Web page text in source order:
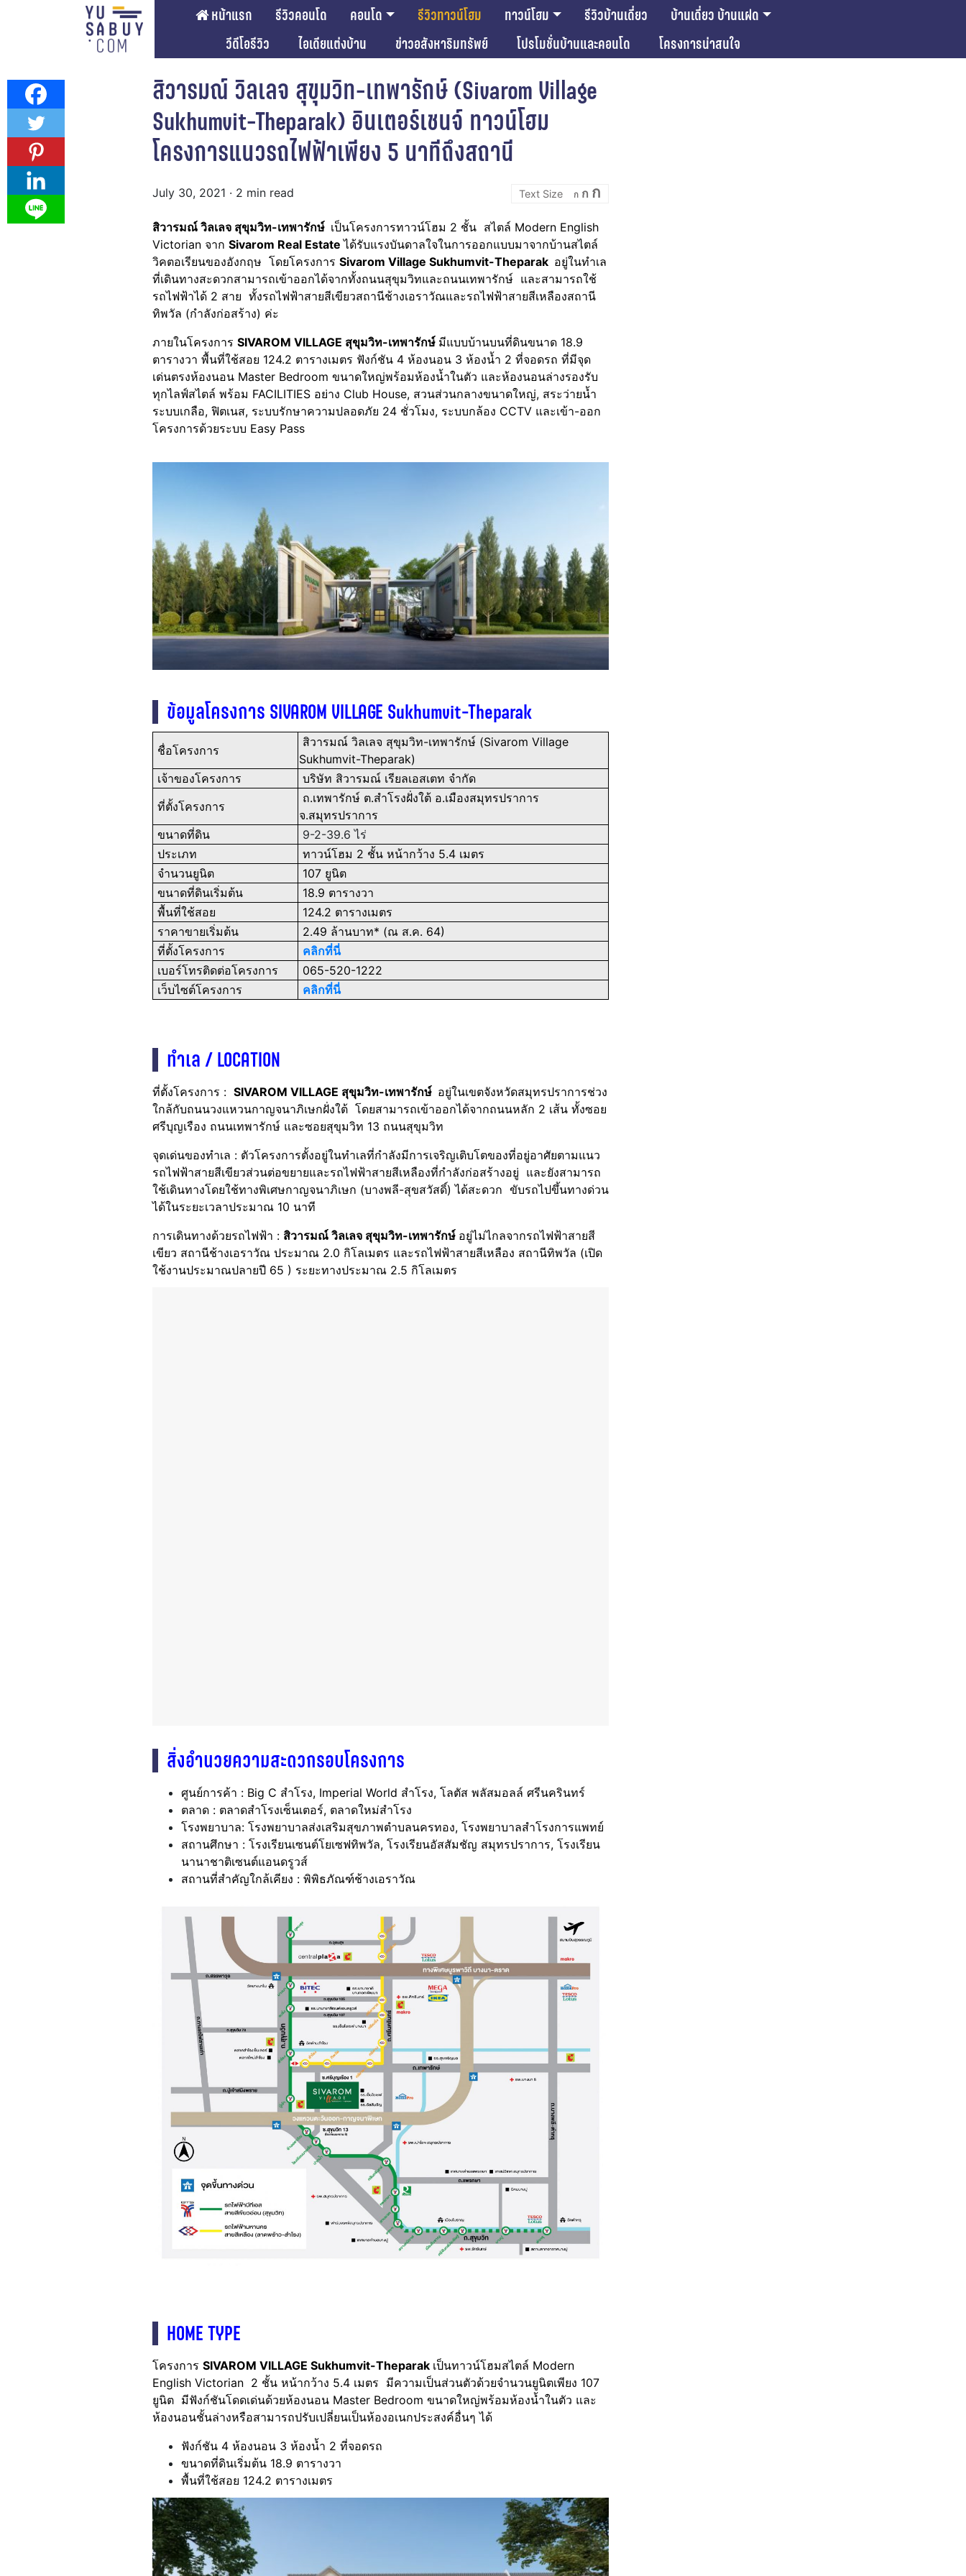
หน้าแรก รีวิวคอนโด คอนโด รีวิวทาวน์โฮม ทาวน์โฮม รีวิวบ้านเดี่ยว
บ้านเดี่ยว บ้านแฝด
วีดีโอรีวิว
ไอเดียแต่งบ้าน ข่าวอสังหาริมทรัพย์ โปรโมชั่นบ้านและคอนโด โครงการน่าสนใจ
สิวารมณ์ วิลเลจ สุขุมวิท-เทพารักษ์ (Sivarom Village
Sukhumvit-Theparak) อินเตอร์เชนจ์ ทาวน์โฮม
โครงการแนวรถไฟฟ้าเพียง 5 นาทีถึงสถานี
July 30, 2021 · 2 min read ก
Decrease
font
size.
ก Reset
font
ก
สิวารมณ์ วิลเลจ สุขุมวิท-เทพารักษ์ เป็นโครงการทาวน์โฮม 2 ชั้น สไตล์ Modern English
Victorian จาก Sivarom Real Estateได้รับแรงบันดาลใจในการออกแบบมาจากบ้านสไตล์
วิคตอเรียนของอังกฤษ โดยโครงการ Sivarom Village Sukhumvit-Theparak อยู่ในทำเล
ที่เดินทางสะดวกสามารถเข้าออกได้จากทั้งถนนสุขุมวิทและถนนเทพารักษ์ และสามารถใช้
รถไฟฟ้าได้ 2 สาย ทั้งรถไฟฟ้าสายสีเขียวสถานีช้างเอราวัณและรถไฟฟ้าสายสีเหลืองสถานี
ทิพวัล (กำลังก่อสร้าง) ค่ะ
ภายในโครงการ SIVAROM VILLAGE สุขุมวิท-เทพารักษ์ มีแบบบ้านบนที่ดินขนาด 18.9
ตารางวา พื้นที่ใช้สอย 124.2 ตารางเมตร ฟังก์ชัน 4 ห้องนอน 3 ห้องน้ำ 2 ที่จอดรถ ที่มีจุด
เด่นตรงห้องนอน Master Bedroom ขนาดใหญ่พร้อมห้องน้ำในตัว และห้องนอนล่างรองรับ
ทุกไลฟ์สไตล์ พร้อม FACILITIES อย่าง Club House, สวนส่วนกลางขนาดใหญ่, สระว่ายน้ำ
ระบบเกลือ, ฟิตเนส, ระบบรักษาความปลอดภัย 24 ชั่วโมง, ระบบกล้อง CCTV และเข้า-ออก
โครงการด้วยระบบ Easy Pass
ข้อมูลโครงการ SIVAROM VILLAGE Sukhumvit-Theparak
ชื่อโครงการ
สิวารมณ์ วิลเลจ สุขุมวิท-เทพารักษ์ (Sivarom Village
Sukhumvit-Theparak)
เจ้าของโครงการ
บริษัท สิวารมณ์ เรียลเอสเตท จำกัด
ที่ตั้งโครงการ
ถ.เทพารักษ์ ต.สำโรงฝั่งใต้ อ.เมืองสมุทรปราการ
จ.สมุทรปราการ
ขนาดที่ดิน
9-2-39.6 ไร่
ประเภท
ทาวน์โฮม 2 ชั้น หน้ากว้าง 5.4 เมตร
จำนวนยูนิต
107 ยูนิต
ขนาดที่ดินเริ่มต้น
18.9 ตารางวา
พื้นที่ใช้สอย
124.2 ตารางเมตร
ราคาขายเริ่มต้น
2.49 ล้านบาท* (ณ ส.ค. 64)
ที่ตั้งโครงการ
คลิกที่นี่
เบอร์โทรติดต่อโครงการ
065-520-1222
เว็บไซต์โครงการ
คลิกที่นี่
ทำเล / LOCATION
ที่ตั้งโครงการ : SIVAROM VILLAGE สุขุมวิท-เทพารักษ์ อยู่ในเขตจังหวัดสมุทรปราการช่วง
ใกล้กับถนนวงแหวนกาญจนาภิเษกฝั่งใต้ โดยสามารถเข้าออกได้จากถนนหลัก 2 เส้น ทั้งซอย
ศรีบุญเรือง ถนนเทพารักษ์ และซอยสุขุมวิท 13 ถนนสุขุมวิท
จุดเด่นของทำเล : ตัวโครงการตั้งอยู่ในทำเลที่กำลังมีการเจริญเติบโตของที่อยู่อาศัยตามแนว
รถไฟฟ้าสายสีเขียวส่วนต่อขยายและรถไฟฟ้าสายสีเหลืองที่กำลังก่อสร้างอยู่ และยังสามารถ
ใช้เดินทางโดยใช้ทางพิเศษกาญจนาภิเษก (บางพลี-สุขสวัสดิ์) ได้สะดวก ขับรถไปขึ้นทางด่วน
ได้ในระยะเวลาประมาณ 10 นาที
การเดินทางด้วยรถไฟฟ้า : สิวารมณ์ วิลเลจ สุขุมวิท-เทพารักษ์ อยู่ไม่ไกลจากรถไฟฟ้าสายสี
เขียว สถานีช้างเอราวัณ ประมาณ 2.0 กิโลเมตร และรถไฟฟ้าสายสีเหลือง สถานีทิพวัล (เปิด
ใช้งานประมาณปลายปี 65 ) ระยะทางประมาณ 2.5 กิโลเมตร
สิ่งอำนวยความสะดวกรอบโครงการ
ศูนย์การค้า : Big C สำโรง, Imperial World สำโรง, โลตัส พลัสมอลล์ ศรีนครินทร์
ตลาด : ตลาดสำโรงเซ็นเตอร์, ตลาดใหม่สำโรง
โรงพยาบาล: โรงพยาบาลส่งเสริมสุขภาพตำบลนครทอง, โรงพยาบาลสำโรงการแพทย์
สถานศึกษา : โรงเรียนเซนต์โยเซฟทิพวัล, โรงเรียนอัสสัมชัญ สมุทรปราการ, โรงเรียน
นานาชาติเซนต์แอนดรูวส์
สถานที่สำคัญใกล้เคียง : พิพิธภัณฑ์ช้างเอราวัณ
HOME TYPE
โครงการ SIVAROM VILLAGE Sukhumvit-Theparak เป็นทาวน์โฮมสไตล์ Modern
English Victorian 2 ชั้น หน้ากว้าง 5.4 เมตร มีความเป็นส่วนตัวด้วยจำนวนยูนิตเพียง 107
ยูนิต มีฟังก์ชันโดดเด่นด้วยห้องนอน Master Bedroom ขนาดใหญ่พร้อมห้องน้ำในตัว และ
ห้องนอนชั้นล่างหรือสามารถปรับเปลี่ยนเป็นห้องอเนกประสงค์อื่นๆ ได้
ฟังก์ชัน 4 ห้องนอน 3 ห้องน้ำ 2 ที่จอดรถ
ขนาดที่ดินเริ่มต้น 18.9 ตารางวา
พื้นที่ใช้สอย 124.2 ตารางเมตร